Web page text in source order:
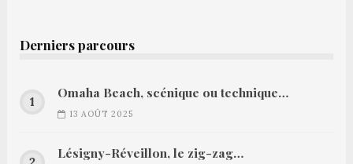
Derniers parcours
Omaha Beach, scénique ou technique…
13 AOÛT 2025
Lésigny-Réveillon, le zig-zag…